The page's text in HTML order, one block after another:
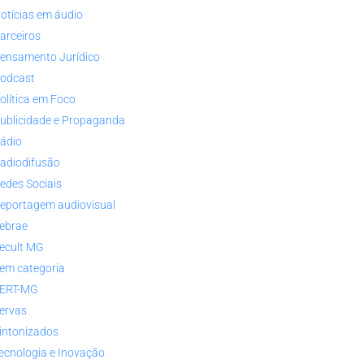
em áudio
Jurídico
em Foco
e Propaganda
Sociais
audiovisual
MG
categoria
MG
e Inovação